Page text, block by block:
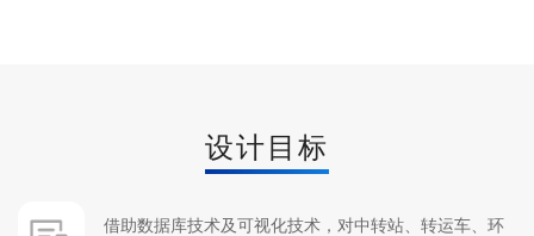
设计目标
借助数据库技术及可视化技术，对中转站、转运车、环